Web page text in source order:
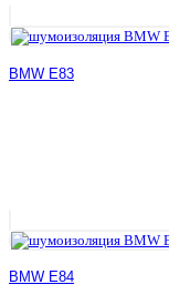
BMW E83
BMW E84